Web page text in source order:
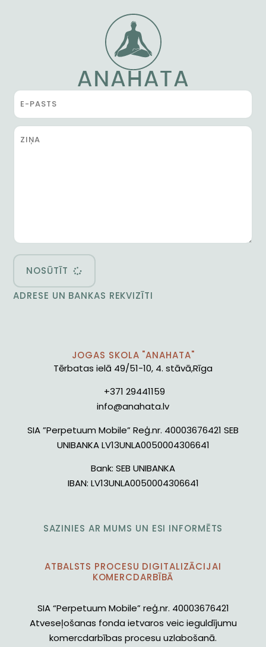
NOSŪTĪT
ADRESE UN BANKAS REKVIZĪTI
JOGAS SKOLA "ANAHATA"
Tērbatas ielā 49/51-10, 4. stāvā,Rīga
+371 29441159
info@anahata.lv
SIA ”Perpetuum Mobile” Reģ.nr. 40003676421 SEB
UNIBANKA LV13UNLA0050004306641
Bank: SEB UNIBANKA
IBAN: LV13UNLA0050004306641
SAZINIES AR MUMS UN ESI INFORMĒTS
ATBALSTS PROCESU DIGITALIZĀCIJAI
KOMERCDARBĪBĀ
SIA “Perpetuum Mobile” reģ.nr. 40003676421
Atveseļošanas fonda ietvaros veic ieguldījumu
komercdarbības procesu uzlabošanā.